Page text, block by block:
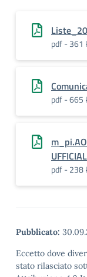
pdf - 361
pdf - 665
pdf - 238
Pubblicato:
Eccetto dove
stato rilasciato